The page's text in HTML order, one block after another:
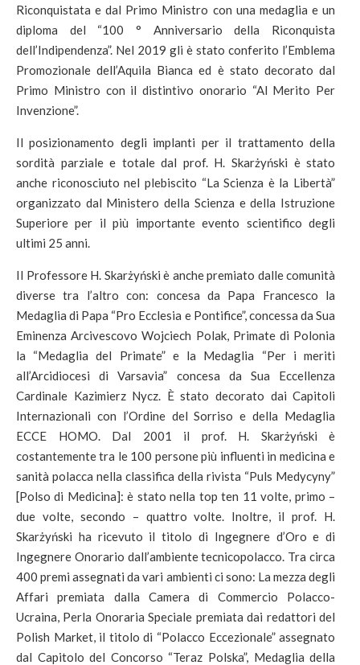
Riconquistata e dal Primo Ministro con una medaglia e un
diploma del “100 ° Anniversario della Riconquista
dell’Indipendenza”. Nel 2019 gli è stato conferito l’Emblema
Promozionale dell’Aquila Bianca ed è stato decorato dal
Primo Ministro con il distintivo onorario “Al Merito Per
Invenzione”.
Il posizionamento degli implanti per il trattamento della
sordità parziale e totale dal prof. H. Skarżyński è stato
anche riconosciuto nel plebiscito “La Scienza è la Libertà”
organizzato dal Ministero della Scienza e della Istruzione
Superiore per il più importante evento scientifico degli
ultimi 25 anni.
Il Professore H. Skarżyński è anche premiato dalle comunità
diverse tra l’altro con: concesa da Papa Francesco la
Medaglia di Papa “Pro Ecclesia e Pontifice”, concessa da Sua
Eminenza Arcivescovo Wojciech Polak, Primate di Polonia
la “Medaglia del Primate” e la Medaglia “Per i meriti
all’Arcidiocesi di Varsavia” concesa da Sua Eccellenza
Cardinale Kazimierz Nycz. È stato decorato dai Capitoli
Internazionali con l’Ordine del Sorriso e della Medaglia
ECCE HOMO. Dal 2001 il prof. H. Skarżyński è
costantemente tra le 100 persone più influenti in medicina e
sanità polacca nella classifica della rivista “Puls Medycyny”
[Polso di Medicina]: è stato nella top ten 11 volte, primo –
due volte, secondo – quattro volte. Inoltre, il prof. H.
Skarżyński ha ricevuto il titolo di Ingegnere d’Oro e di
Ingegnere Onorario dall’ambiente tecnicopolacco. Tra circa
400 premi assegnati da vari ambienti ci sono: La mezza degli
Affari premiata dalla Camera di Commercio Polacco-
Ucraina, Perla Onoraria Speciale premiata dai redattori del
Polish Market, il titolo di “Polacco Eccezionale” assegnato
dal Capitolo del Concorso “Teraz Polska”, Medaglia della